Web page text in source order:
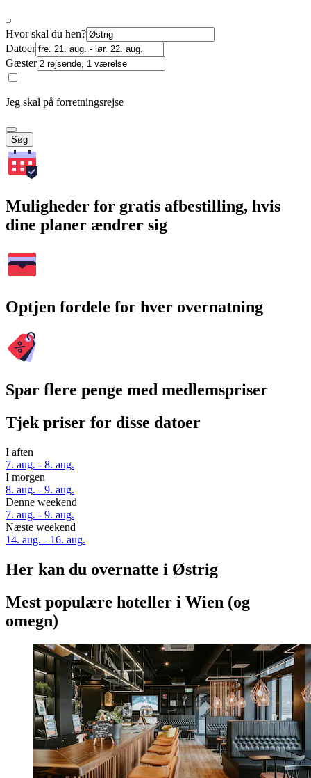
Hvor skal du hen?
Datoer
Gæster
Jeg skal på forretningsrejse
Søg
Muligheder for gratis afbestilling, hvis
dine planer ændrer sig
Optjen fordele for hver overnatning
Spar flere penge med medlemspriser
Tjek priser for disse datoer
I aften
7. aug. - 8. aug.
I morgen
8. aug. - 9. aug.
Denne weekend
7. aug. - 9. aug.
Næste weekend
14. aug. - 16. aug.
Her kan du overnatte i Østrig
Mest populære hoteller i Wien (og
omegn)